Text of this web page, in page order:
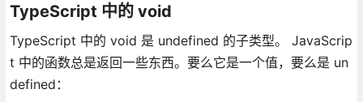
TypeScript 中的 void
TypeScript 中的 void 是 undefined 的子类型。 JavaScrip
t 中的函数总是返回一些东西。要么它是一个值，要么是 un
defined：